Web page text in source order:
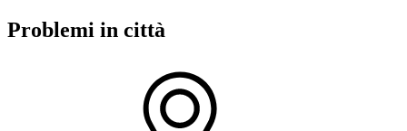
Problemi in città